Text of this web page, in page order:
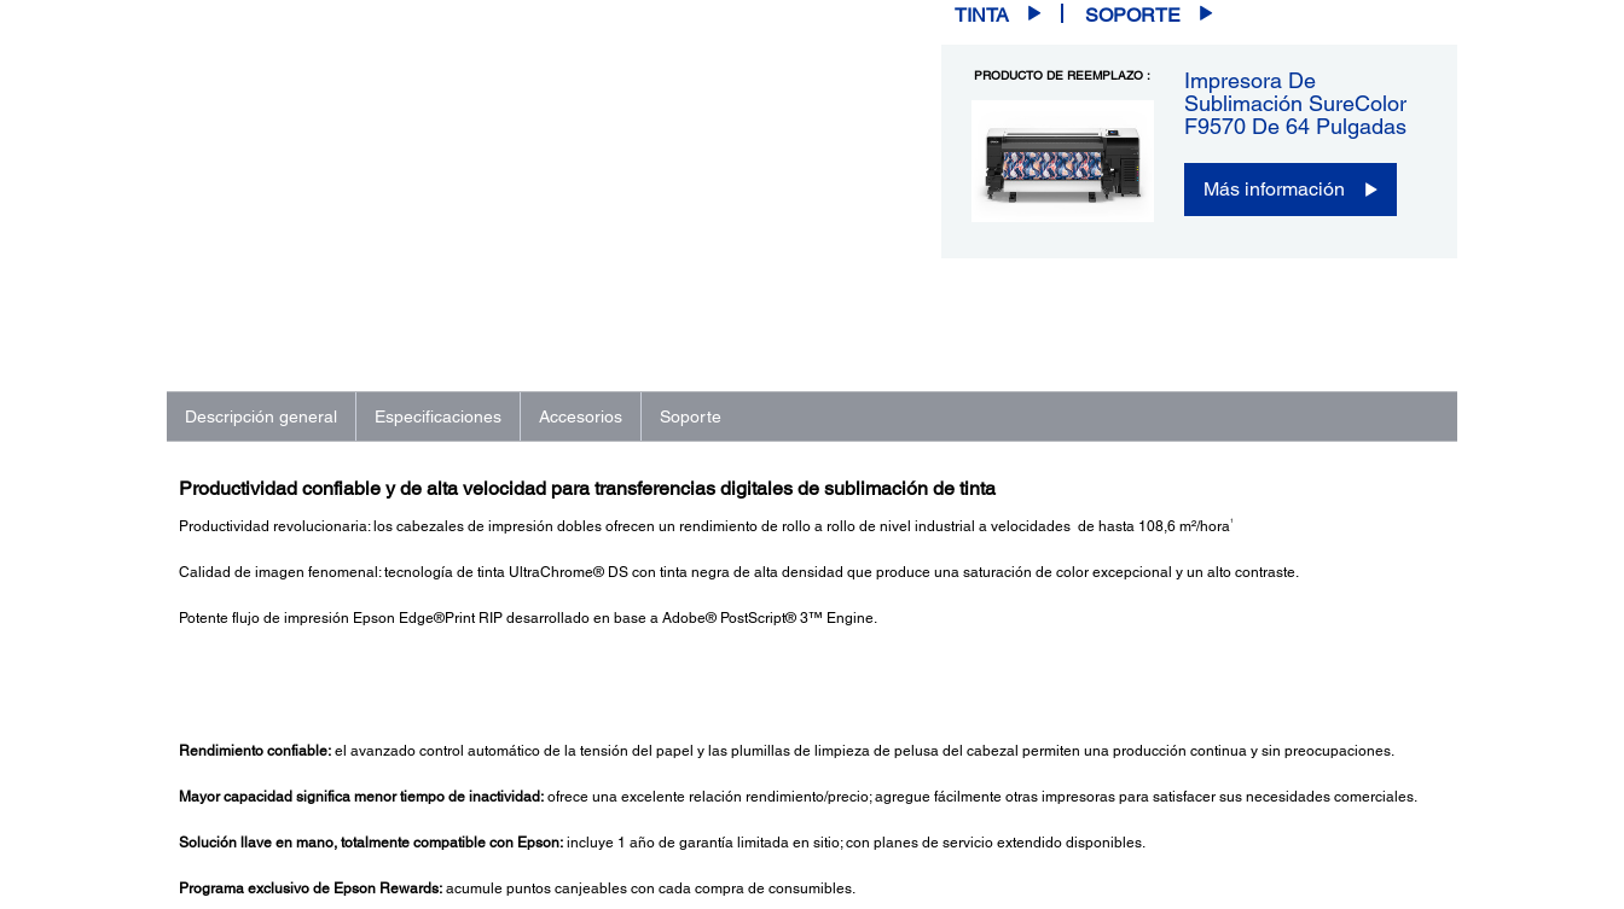
TINTA SOPORTE
PRODUCTO DE REEMPLAZO :
Impresora De
Sublimación SureColor
F9570 De 64 Pulgadas
Más información
Descripción general Especificaciones Accesorios Soporte
Productividad confiable y de alta velocidad para transferencias digitales de sublimación de tinta
Productividad revolucionaria: los cabezales de impresión dobles ofrecen un rendimiento de rollo a rollo de nivel industrial a velocidades de hasta 108,6 m²/hora1
Calidad de imagen fenomenal: tecnología de tinta UltraChrome® DS con tinta negra de alta densidad que produce una saturación de color excepcional y un alto contraste.
Potente flujo de impresión Epson Edge®Print RIP desarrollado en base a Adobe® PostScript® 3™ Engine.
Rendimiento confiable:el avanzado control automático de la tensión del papel y las plumillas de limpieza de pelusa del cabezal permiten una producción continua y sin preocupaciones.
Mayor capacidad significa menor tiempo de inactividad:ofrece una excelente relación rendimiento/precio; agregue fácilmente otras impresoras para satisfacer sus necesidades comerciales.
Solución llave en mano, totalmente compatible con Epson:incluye 1 año de garantía limitada en sitio; con planes de servicio extendido disponibles.
Programa exclusivo de Epson Rewards:acumule puntos canjeables con cada compra de consumibles.